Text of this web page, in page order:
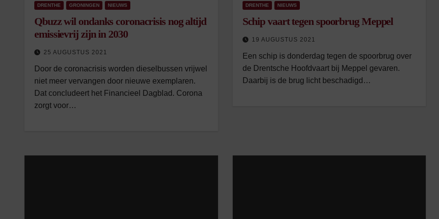
DRENTHE GRONINGEN NIEUWS
Qbuzz wil ondanks coronacrisis nog altijd
emissievrij zijn in 2030
25 AUGUSTUS 2021
Door de coronacrisis worden dieselbussen vrijwel
niet meer vervangen door nieuwe exemplaren.
Dat concludeert het Financieel Dagblad. Corona
zorgt voor…
DRENTHE NIEUWS
Schip vaart tegen spoorbrug Meppel
19 AUGUSTUS 2021
Een schip is donderdag tegen de spoorbrug over
de Drentsche Hoofdvaart bij Meppel gevaren.
Daarbij is de brug licht beschadigd…